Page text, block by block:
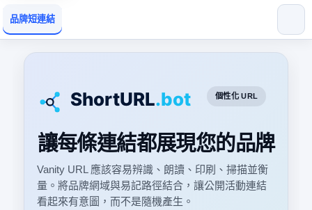
品牌短連結
個性化 URL
讓每條連結都展現您的品牌
Vanity URL 應該容易辨識、朗讀、印刷、掃描並衡
量。將品牌網域與易記路徑結合，讓公開活動連結
看起來有意圖，而不是隨機產生。